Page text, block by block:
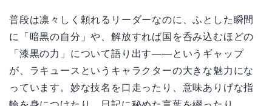
普段は凛々しく頼れるリーダーなのに、ふとした瞬間
に「暗黒の自分」や、解放すれば国を呑み込むほどの
「漆黒の力」について語り出す——というギャップ
が、ラキュースというキャラクターの大きな魅力にな
っています。妙な技名を口走ったり、意味ありげな指